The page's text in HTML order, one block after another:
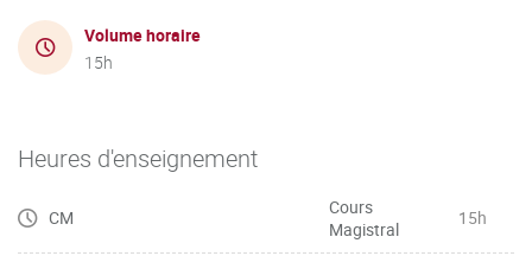
Volume horaire
15h
Heures d'enseignement
CM
Cours
Magistral
15h